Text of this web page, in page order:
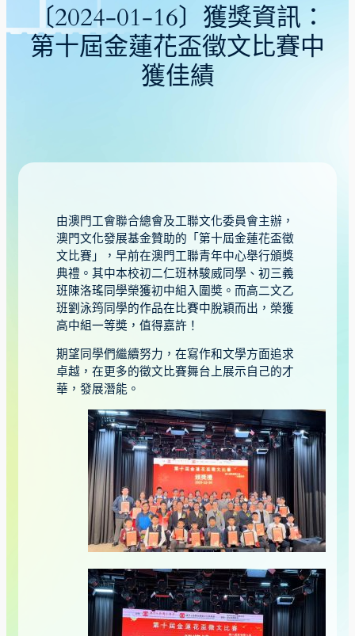
〔2024-01-16〕獲獎資訊：
第十屆金蓮花盃徵文比賽中
獲佳績
由澳門工會聯合總會及工聯文化委員會主辦，
澳門文化發展基金贊助的「第十屆金蓮花盃徵
文比賽」，早前在澳門工聯青年中心舉行頒獎
典禮。其中本校初二仁班林駿威同學、初三義
班陳洛瑤同學榮獲初中組入圍奬。而高二文乙
班劉泳筠同學的作品在比賽中脫穎而出，榮獲
高中組一等奬，值得嘉許！
期望同學們繼續努力，在寫作和文學方面追求
卓越，在更多的徵文比賽舞台上展示自己的才
華，發展潛能。